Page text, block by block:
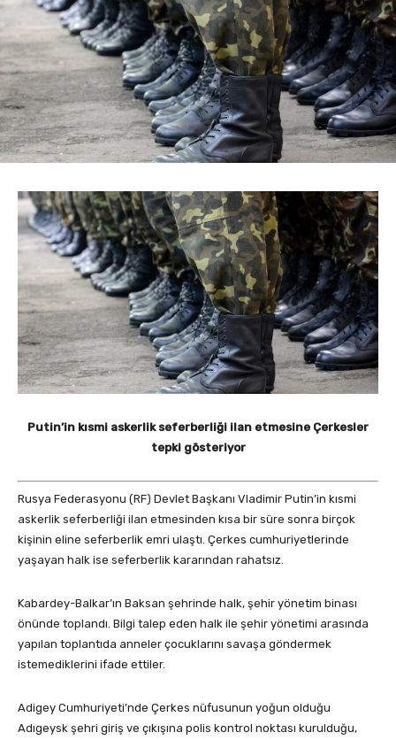
Putin’in kısmi askerlik seferberliği ilan etmesine Çerkesler
tepki gösteriyor
Rusya Federasyonu (RF) Devlet Başkanı Vladimir Putin’in kısmi
askerlik seferberliği ilan etmesinden kısa bir süre sonra birçok
kişinin eline seferberlik emri ulaştı. Çerkes cumhuriyetlerinde
yaşayan halk ise seferberlik kararından rahatsız.
Kabardey-Balkar’ın Baksan şehrinde halk, şehir yönetim binası
önünde toplandı. Bilgi talep eden halk ile şehir yönetimi arasında
yapılan toplantıda anneler çocuklarını savaşa göndermek
istemediklerini ifade ettiler.
Adigey Cumhuriyeti’nde Çerkes nüfusunun yoğun olduğu
Adıgeysk şehri giriş ve çıkışına polis kontrol noktası kurulduğu,